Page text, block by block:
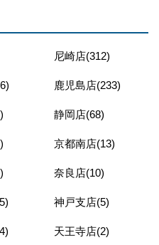
尼崎店(312)
鹿児島店(233)
静岡店(68)
京都南店(13)
奈良店(10)
神戸支店(5)
天王寺店(2)